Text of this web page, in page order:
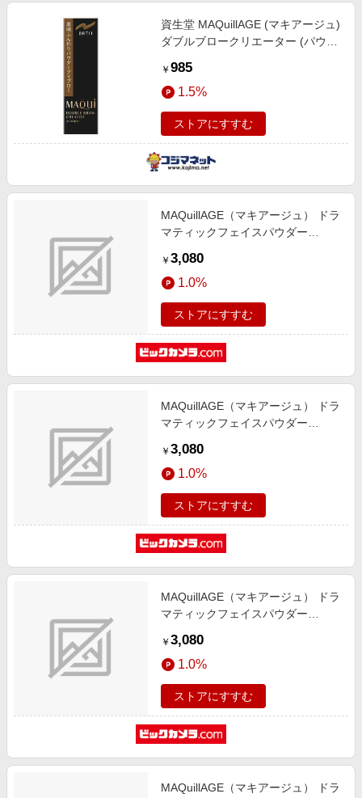
資生堂 MAQuillAGE (マキアージュ)
ダブルブロークリエーター (パウダ
BR711 ライトブラウン (0.3g)
￥ 985
1.5%
ストアにすすむ
MAQuillAGE（マキアージュ） ドラ
マティックフェイスパウダー
￥ 3,080
1.0%
ストアにすすむ
MAQuillAGE（マキアージュ） ドラ
マティックフェイスパウダー
￥ 3,080
1.0%
ストアにすすむ
MAQuillAGE（マキアージュ） ドラ
マティックフェイスパウダー
￥ 3,080
1.0%
ストアにすすむ
MAQuillAGE（マキアージュ） ドラ